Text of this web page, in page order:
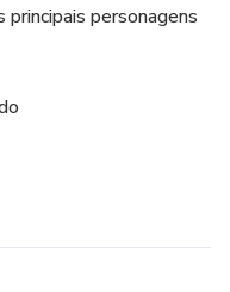
principais personagens